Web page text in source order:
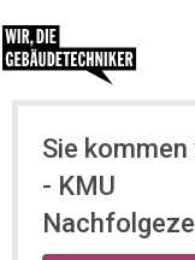
Sie
- KMU